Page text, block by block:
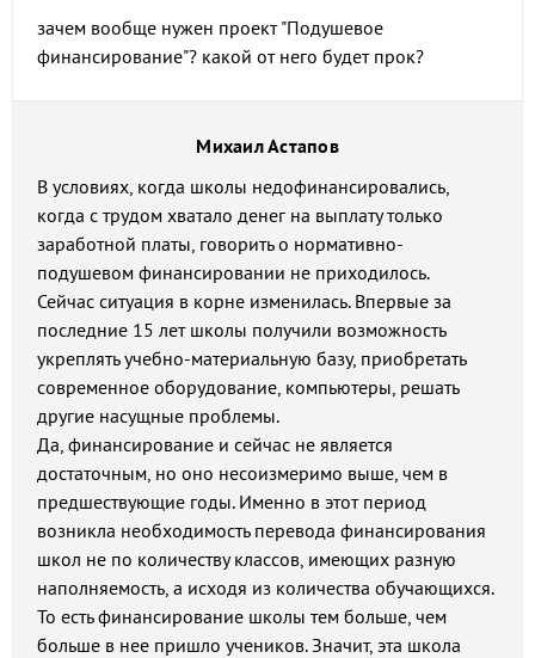
зачем вообще нужен проект "Подушевое
финансирование"? какой от него будет прок?
Михаил Астапов
В условиях, когда школы недофинансировались,
когда с трудом хватало денег на выплату только
заработной платы, говорить о нормативно-
подушевом финансировании не приходилось.
Сейчас ситуация в корне изменилась. Впервые за
последние 15 лет школы получили возможность
укреплять учебно-материальную базу, приобретать
современное оборудование, компьютеры, решать
другие насущные проблемы.
Да, финансирование и сейчас не является
достаточным, но оно несоизмеримо выше, чем в
предшествующие годы. Именно в этот период
возникла необходимость перевода финансирования
школ не по количеству классов, имеющих разную
наполняемость, а исходя из количества обучающихся.
То есть финансирование школы тем больше, чем
больше в нее пришло учеников. Значит, эта школа